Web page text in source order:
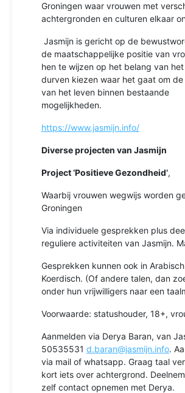
Groningen waar vrouwen met
achtergronden en culturen elkaar
Jasmijn is gericht op de
de maatschappelijke positie van
hen te wijzen op het belang van
durven kiezen waar het gaat om
van het leven binnen bestaande
mogelijkheden.
https://www.jasmijn.info/
Diverse projecten van Jasmijn
Project ‘Positieve Gezondheid’,
Waarbij vrouwen wegwijs worden
Groningen
Via individuele gesprekken plus
reguliere activiteiten van Jasmijn.
Gesprekken kunnen ook in
Koerdisch. (Of andere talen, dan
onder hun vrijwilligers naar een
Voorwaarde: statushouder, 18+,
Aanmelden via Derya Baran, van
50535531 d.baran@jasmijn.info.
via mail of whatsapp. Graag taal
kort iets over achtergrond.
zelf contact opnemen met Derya.